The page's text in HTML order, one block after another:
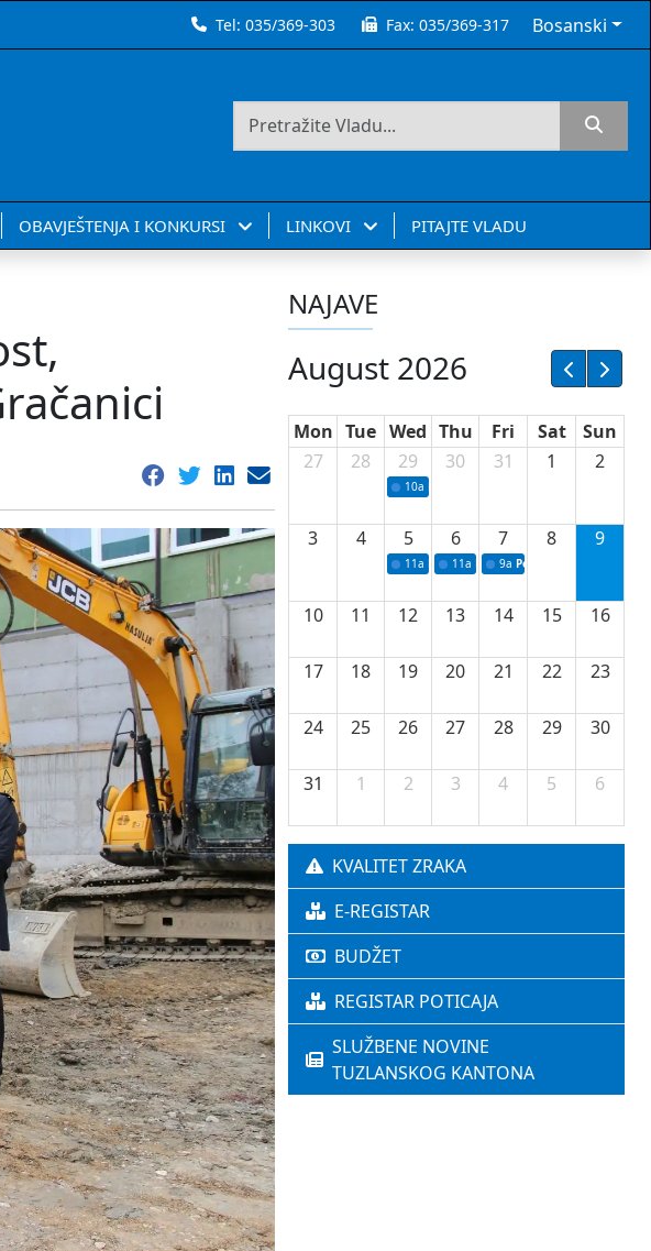
Tel:035/369-303 Fax:035/369-317 Bosanski
OBAVJEŠTENJA I KONKURSI LINKOVI PITAJTE VLADU
NAJAVE
August 2026
Mon Tue Wed Thu Fri Sat
Sun
27
28 29
10a Potpisivanje ugovora sa neprofitnim
30 31 1 2
3 4 5
11a Potpisivanje ugovora o stipendijama
6
11a Podrška razvoju vodne
7
9a Početak izgradnje nove
8 9
10 11 12 13 14 15 16
17 18 19 20 21 22 23
24 25 26 27 28 29 30
31 1 2 3 4 5 6
KVALITET ZRAKA
E-REGISTAR
BUDŽET
REGISTAR POTICAJA
SLUŽBENE NOVINE
TUZLANSKOG KANTONA